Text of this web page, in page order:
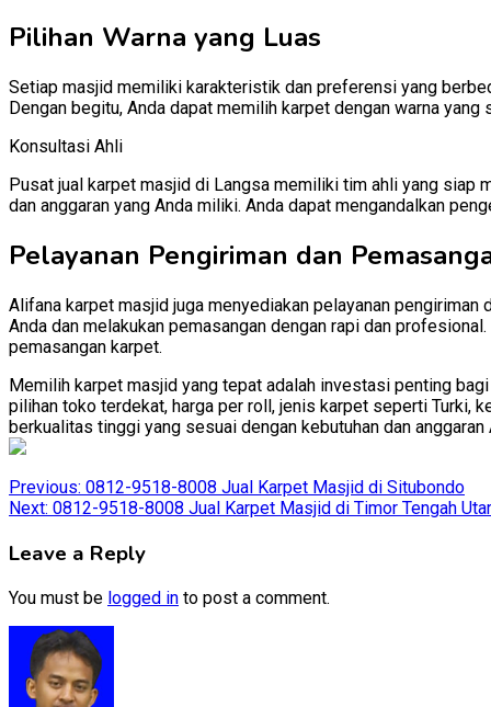
Pilihan Warna yang Luas
Setiap masjid memiliki karakteristik dan preferensi yang
Dengan begitu, Anda dapat memilih karpet dengan warna
Konsultasi Ahli
Pusat jual karpet masjid di Langsa memiliki tim ahli yang siap
dan anggaran yang Anda miliki. Anda dapat mengandalkan
Pelayanan Pengiriman dan
Alifana karpet masjid juga menyediakan pelayanan pengiriman
Anda dan melakukan pemasangan dengan rapi dan
pemasangan karpet.
Memilih karpet masjid yang tepat adalah investasi penting
pilihan toko terdekat, harga per roll, jenis karpet seperti Turki,
berkualitas tinggi yang sesuai dengan kebutuhan dan
Post
navigation
Previous: 0812-9518-8008 Jual Karpet Masjid di Situbondo
Next: 0812-9518-8008 Jual Karpet Masjid di Timor Tengah
Leave a Reply
You must be logged in to post a comment.